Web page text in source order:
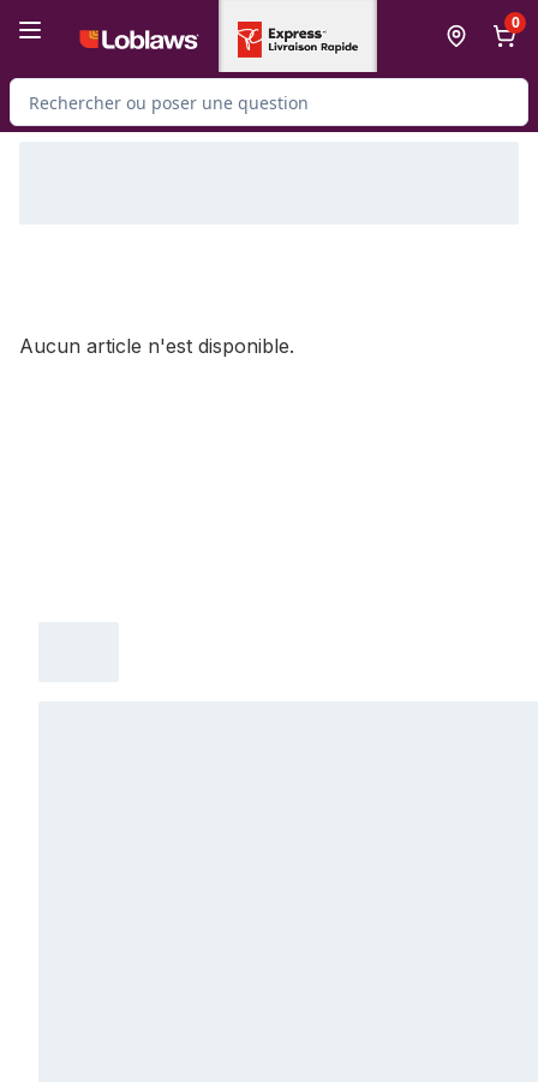
0
Rechercher des produits
Aucun article n'est disponible.